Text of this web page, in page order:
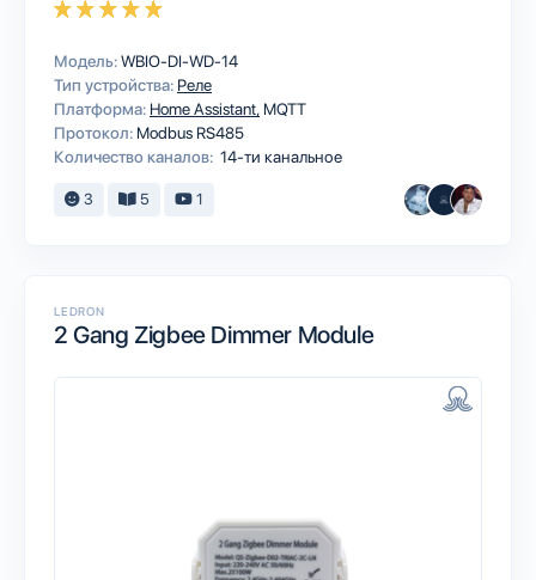
Модель:WBIO-DI-WD-14
Тип устройства: Реле
Платформа: Home Assistant MQTT
Протокол: Modbus RS485
Количество каналов: 14-ти канальное
3 5 1
LEDRON
2 Gang Zigbee Dimmer Module